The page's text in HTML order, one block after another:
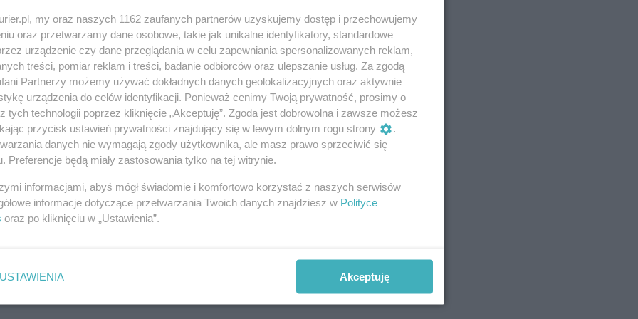
do osób starszych i wyłudzaniu pieniędzy
policji. Pokrzywdzeni
całego życia.
obywatelstwem, od wielu miesięcy ukrywał się
listem gończym oraz Europejskim Nakazem
śledczych pełnił jedną z kluczowych funkcji w
pracy pozostałych członków grupy,
prowadzonych na terenie całego kraju.
innych krajach Unii Europejskiej, często
Polski miał nadal zarządzać działalnością
styl życia, korzystając z ekskluzywnych hoteli
my oraz naszych 1162 zaufanych partnerów uzyskujemy dostęp i przechowujemy
oraz przetwarzamy dane osobowe, takie jak unikalne identyfikatory, standardowe
urządzenie czy dane przeglądania w celu zapewniania spersonalizowanych reklam,
treści, pomiar reklam i treści, badanie odbiorców oraz ulepszanie usług. Za zgodą
Partnerzy możemy używać dokładnych danych geolokalizacyjnych oraz aktywnie
urządzenia do celów identyfikacji. Ponieważ cenimy Twoją prywatność, prosimy o
tych technologii poprzez kliknięcie „Akceptuję”. Zgoda jest dobrowolna i zawsze możesz
przycisk ustawień prywatności znajdujący się w lewym dolnym rogu strony
.
danych nie wymagają zgody użytkownika, ale masz prawo sprzeciwić się
Preferencje będą miały zastosowania tylko na tej witrynie.
informacjami, abyś mógł świadomie i komfortowo korzystać z naszych serwisów
informacje dotyczące przetwarzania Twoich danych znajdziesz w Polityce
oraz po kliknięciu w „Ustawienia”.
USTAWIENIA Akceptuję